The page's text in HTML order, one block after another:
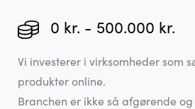
0 kr. - 500.000 kr.
Vi investerer i virksomheder som
produkter online.
Branchen er ikke så afgørende